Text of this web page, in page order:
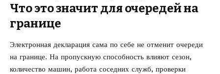
Что это значит для очередей на
границе
Электронная декларация сама по себе не отменит очереди
на границе. На пропускную способность влияют сезон,
количество машин, работа соседних служб, проверки